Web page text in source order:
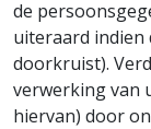
de
uiteraard indien
doorkruist).
verwerking van
hiervan) door